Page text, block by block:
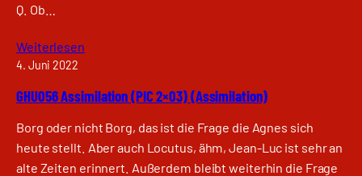
Q. Ob…
Weiterlesen
4. Juni 2022
GHU056 Assimilation (PIC 2×03) (Assimilation)
Borg oder nicht Borg, das ist die Frage die Agnes sich
heute stellt. Aber auch Locutus, ähm, Jean-Luc ist sehr an
alte Zeiten erinnert. Außerdem bleibt weiterhin die Frage